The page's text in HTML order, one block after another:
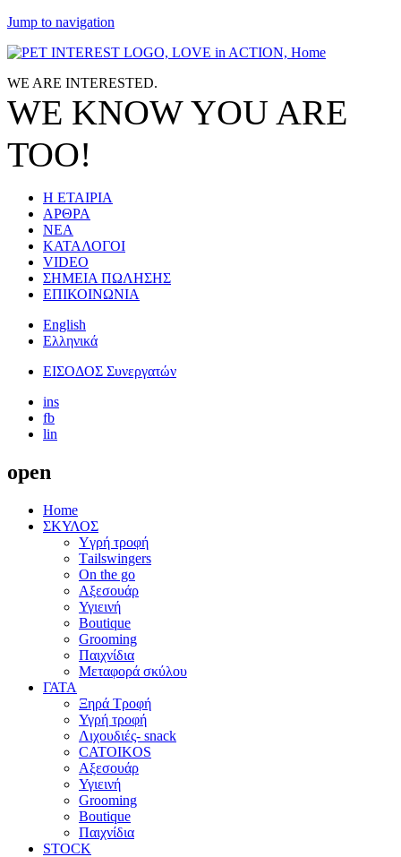
Jump to navigation
WE ARE INTERESTED.
WE KNOWYOU ARE
TOO!
Η ΕΤΑΙΡΙΑ
ΑΡΘΡΑ
ΝΕΑ
ΚΑΤΑΛΟΓΟΙ
VIDEO
ΣΗΜΕΙΑ ΠΩΛΗΣΗΣ
ΕΠΙΚΟΙΝΩΝΙΑ
English
Ελληνικά
ΕΙΣΟΔΟΣ Συνεργατών
ins
fb
lin
open
Home
ΣΚΥΛΟΣ
Yγρή τροφή
Τailswingers
On the go
Αξεσουάρ
Υγιεινή
Boutique
Grooming
Παιχνίδια
Μεταφορά σκύλου
ΓΑΤΑ
Ξηρά Τροφή
Υγρή τροφή
Λιχουδιές- snack
CATOIKOS
Αξεσουάρ
Υγιεινή
Grooming
Boutique
Παιχνίδια
STOCK